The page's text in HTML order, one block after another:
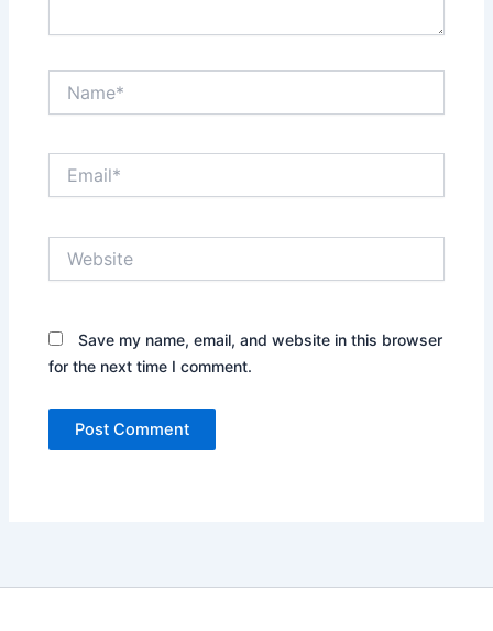
Save my name, email, and website in this browser
for the next time I comment.